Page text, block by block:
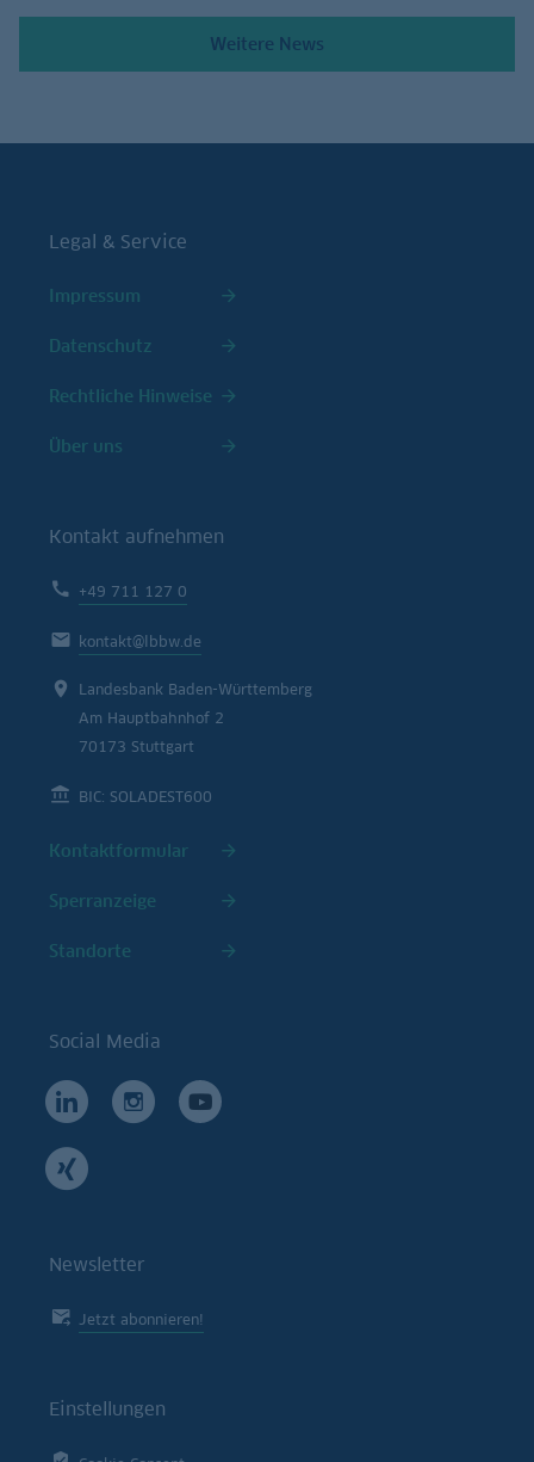
Weitere News
Legal & Service
Impressum
Datenschutz
Rechtliche Hinweise
Über uns
Kontakt aufnehmen
+49 711 127 0
kontakt@lbbw.de
Landesbank Baden-Württemberg
Am Hauptbahnhof 2
70173 Stuttgart
BIC: SOLADEST600
Kontaktformular
Sperranzeige
Standorte
Social Media
Newsletter
Jetzt abonnieren!
Einstellungen